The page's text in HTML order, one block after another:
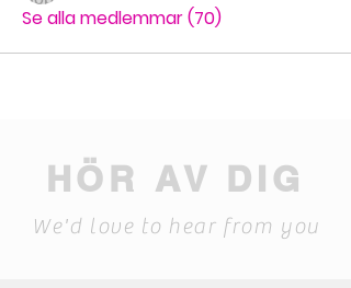
Se alla medlemmar (70)
HÖR AV DIG
We'd love to hear from you